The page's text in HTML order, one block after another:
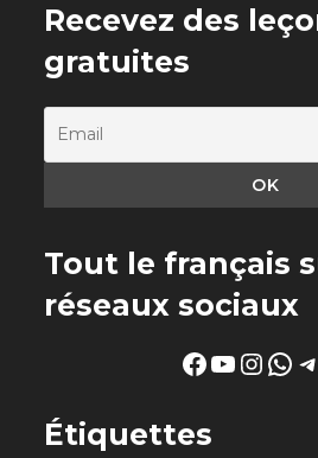
Recevez des
gratuites
Tout le français
réseaux sociaux
Facebook
YouTube
Instagram
Étiquettes